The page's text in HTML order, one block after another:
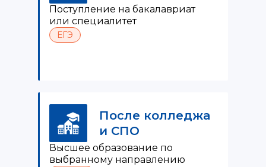
Поступление на бакалавриат
или специалитет
ЕГЭ
После колледжа
и СПО
Высшее образование по
выбранному направлению